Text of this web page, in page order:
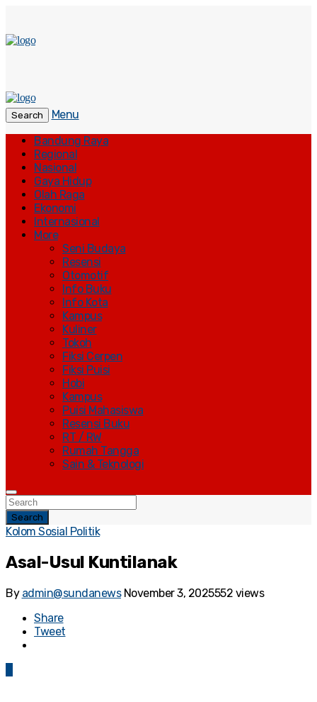
Search
Menu
Bandung Raya
Regional
Nasional
Gaya Hidup
Olah Raga
Ekonomi
Internasional
More
Seni Budaya
Resensi
Otomotif
Info Buku
Info Kota
Kampus
Kuliner
Tokoh
Fiksi Cerpen
Fiksi Puisi
Hobi
Kampus
Puisi Mahasiswa
Resensi Buku
RT / RW
Rumah Tangga
Sain & Teknologi
Search
Kolom Sosial Politik
Asal-Usul Kuntilanak
By admin@sundanews November 3, 2025552 views
Share
Tweet